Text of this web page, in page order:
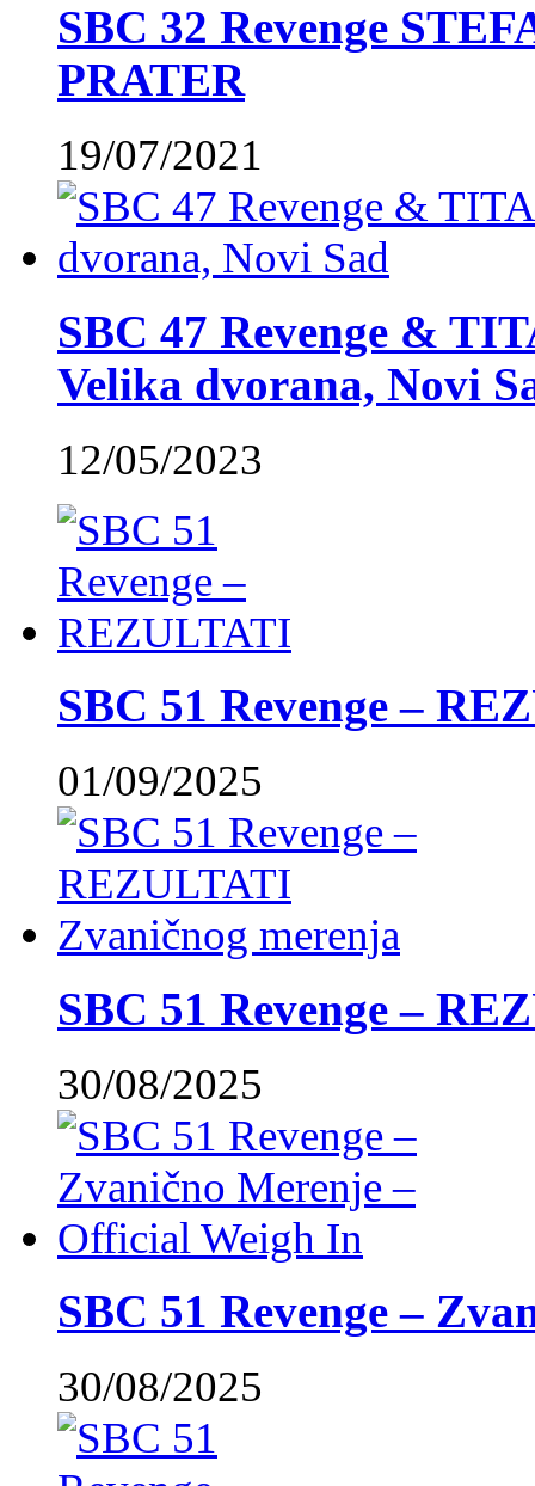
SBC 32 Revenge
PRATER
19/07/2021
SBC 47 Revenge &
Velika dvorana, Novi
12/05/2023
SBC 51 Revenge –
01/09/2025
SBC 51 Revenge –
30/08/2025
SBC 51 Revenge –
30/08/2025